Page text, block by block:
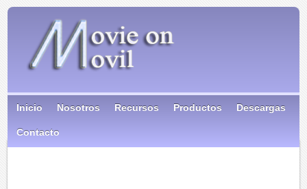
Inicio Nosotros Recursos Productos Descargas
Contacto